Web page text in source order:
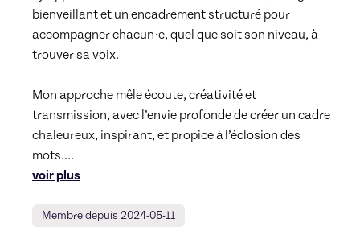
bienveillant et un encadrement structuré pour
accompagner chacun·e, quel que soit son niveau, à
trouver sa voix.
Mon approche mêle écoute, créativité et
transmission, avec l’envie profonde de créer un cadre
chaleureux, inspirant, et propice à l’éclosion des
mots....
voir plus
Membre depuis 2024-05-11